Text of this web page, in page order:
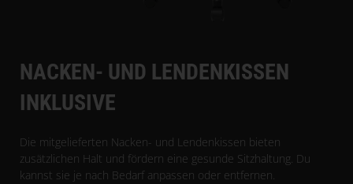
NACKEN- UND LENDENKISSEN
INKLUSIVE
Die mitgelieferten Nacken- und Lendenkissen bieten
zusätzlichen Halt und fördern eine gesunde Sitzhaltung. Du
kannst sie je nach Bedarf anpassen oder entfernen.